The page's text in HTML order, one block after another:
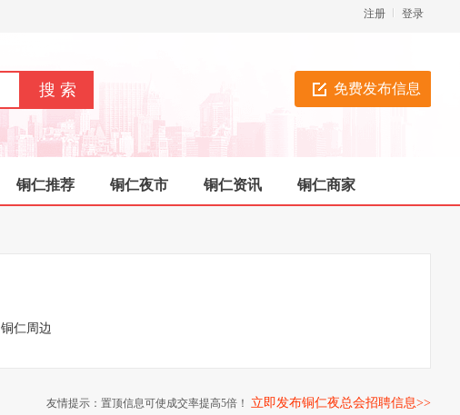
登录
注册
免费发布信息
铜仁推荐 铜仁夜市 铜仁资讯 铜仁商家
铜仁周边
友情提示：置顶信息可使成交率提高5倍！ 立即发布铜仁夜总会招聘信息>>